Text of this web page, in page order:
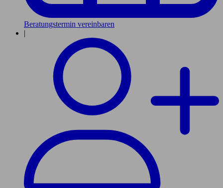
Beratungstermin vereinbaren
|